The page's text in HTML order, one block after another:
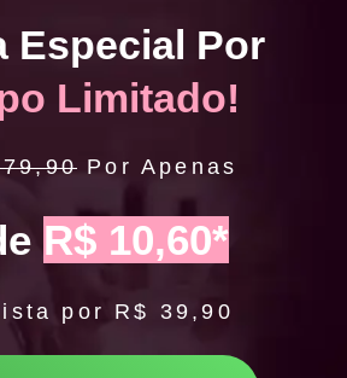
Especial Por
Limitado!
Por Apenas
R$ 10,60*
por R$ 39,90